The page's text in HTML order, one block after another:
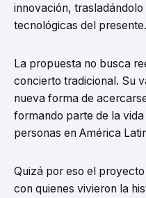
innovación,
tecnológicas del presente.
La propuesta no busca
concierto tradicional. Su
nueva forma de
formando parte de la
personas en América
Quizá por eso el
con quienes vivieron la